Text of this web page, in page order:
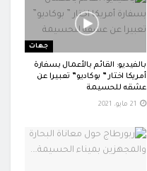
جهات
بالفيديو: القائم بالأعمال بسفارة
أمريكا اختار ” بوكاديو” تعبيرا عن
عشقه للحسيمة